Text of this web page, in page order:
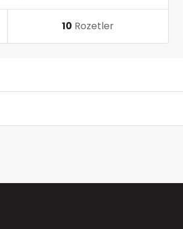
10 Rozetler